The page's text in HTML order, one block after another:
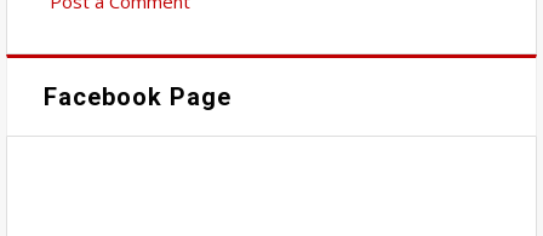
Facebook Page